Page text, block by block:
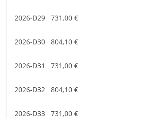
2026-D29 731,00 €
2026-D30 804,10 €
2026-D31 731,00 €
2026-D32 804,10 €
2026-D33 731,00 €